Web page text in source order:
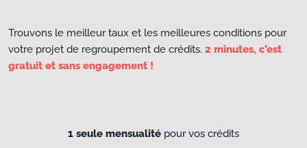
Trouvons le meilleur taux et les meilleures conditions pour
votre projet de regroupement de crédits. 2 minutes, c’est
gratuit et sans engagement !
1 seule mensualité pour vos crédits